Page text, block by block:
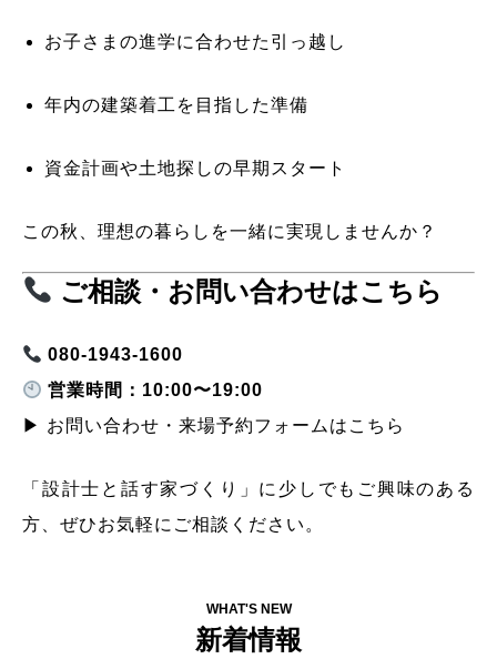
お子さまの進学に合わせた引っ越し
年内の建築着工を目指した準備
資金計画や土地探しの早期スタート
この秋、理想の暮らしを一緒に実現しませんか？
ご相談・お問い合わせはこちら
080-1943-1600
営業時間：10:00〜19:00
▶ お問い合わせ・来場予約フォームはこちら
「設計士と話す家づくり」に少しでもご興味のある
方、ぜひお気軽にご相談ください。
WHAT'S NEW
新着情報